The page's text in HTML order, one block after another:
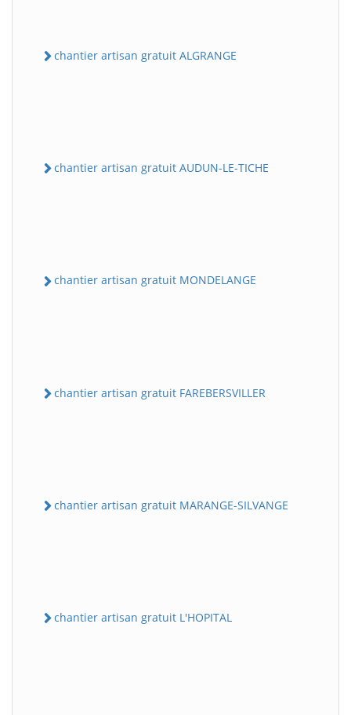
chantier artisan gratuit ALGRANGE
chantier artisan gratuit AUDUN-LE-TICHE
chantier artisan gratuit MONDELANGE
chantier artisan gratuit FAREBERSVILLER
chantier artisan gratuit MARANGE-SILVANGE
chantier artisan gratuit L'HOPITAL